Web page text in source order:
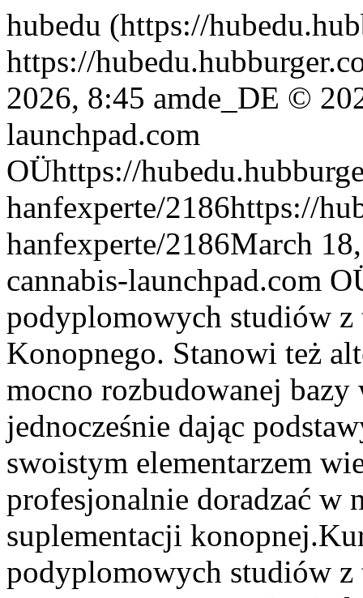
hubedu (https://
https://
2026, 8:45 amde_DE ©
launchpad.com
OÜhttps://
hanfexperte/2186https://
hanfexperte/2186March
cannabis-launchpad.com
podyplomowych studiów z
Konopnego. Stanowi też
mocno rozbudowanej
jednocześnie dając
swoistym elementarzem
profesjonalnie doradzać w
suplementacji konopnej.
podyplomowych studiów z